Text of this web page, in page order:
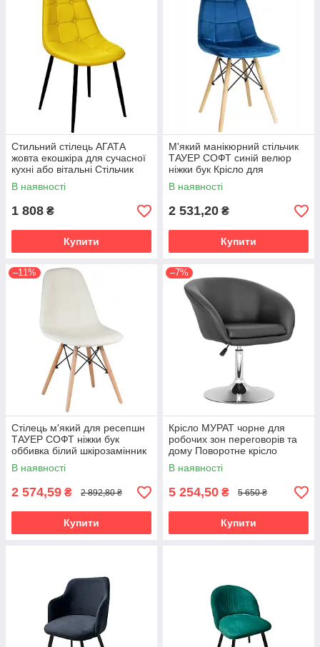
Стильний стілець АГАТА
жовта екошкіра для сучасної
кухні або вітальні Стільчик
для клієнтів
В наявності
1 808 ₴
Купити
М'який манікюрний стільчик
ТАУЕР СОФТ синій велюр
ніжки бук Крісло для
переговорних та конференц-
залів
В наявності
2 531,20 ₴
Купити
–11%
Стілець м'який для ресепшн
ТАУЕР СОФТ ніжки бук
оббивка білий шкірозамінник
Стільчик для гостей та
клієнтів
В наявності
2 574,59 ₴ 2 892,80 ₴
Купити
–7%
Крісло МУРАТ чорне для
робочих зон переговорів та
дому Поворотне крісло
косметолога адміністратора
В наявності
5 254,50 ₴ 5 650 ₴
Купити